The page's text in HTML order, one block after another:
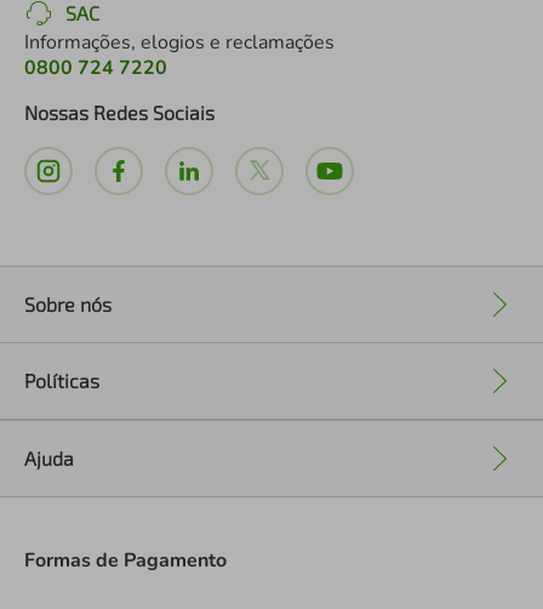
SAC
Informações, elogios e reclamações
0800 724 7220
Nossas Redes Sociais
Sobre nós
Políticas
Ajuda
Formas de Pagamento